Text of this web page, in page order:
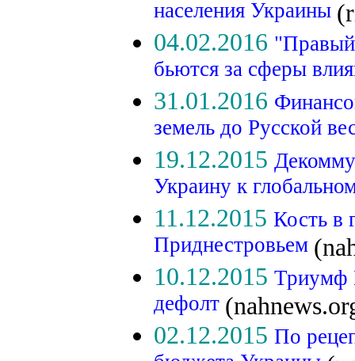
населения Украины
04.02.2016
бьются за сферы
31.01.2016
земель до Русской
19.12.2015
Украину к
11.12.2015 Кость в
Приднестровьем
10.12.2015 Триумф
дефолт
02.12.2015 По